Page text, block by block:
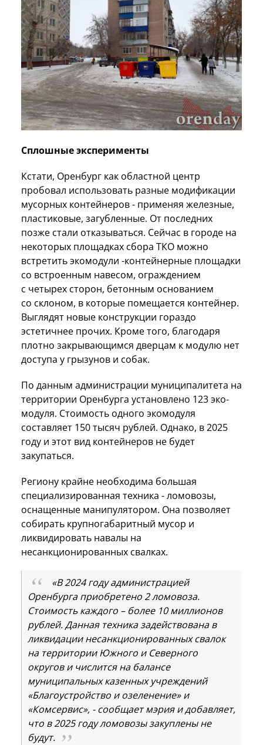
Сплошные эксперименты
Кстати, Оренбург как областной центр
пробовал использовать разные модификации
мусорных контейнеров - применяя железные,
пластиковые, загубленные. От последних
позже стали отказываться. Сейчас в городе на
некоторых площадках сбора ТКО можно
встретить экомодули -контейнерные площадки
со встроенным навесом, ограждением
с четырех сторон, бетонным основанием
со склоном, в которые помещается контейнер.
Выглядят новые конструкции гораздо
эстетичнее прочих. Кроме того, благодаря
плотно закрывающимся дверцам к модулю нет
доступа у грызунов и собак.
По данным администрации муниципалитета на
территории Оренбурга установлено 123 эко-
модуля. Стоимость одного экомодуля
составляет 150 тысяч рублей. Однако, в 2025
году и этот вид контейнеров не будет
закупаться.
Региону крайне необходима большая
специализированная техника - ломовозы,
оснащенные манипулятором. Она позволяет
собирать крупногабаритный мусор и
ликвидировать навалы на
несанкционированных свалках.
«В 2024 году администрацией
Оренбурга приобретено 2 ломовоза.
Стоимость каждого – более 10 миллионов
рублей. Данная техника задействована в
ликвидации несанкционированных свалок
на территории Южного и Северного
округов и числится на балансе
муниципальных казенных учреждений
«Благоустройство и озеленение» и
«Комсервис», - сообщает мэрия и добавляет,
что в 2025 году ломовозы закуплены не
будут.